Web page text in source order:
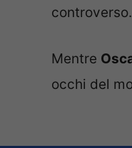
controverso.
Mentre
occhi del